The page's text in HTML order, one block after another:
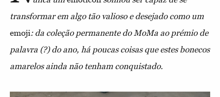
transformar em algo tão valioso e desejado como um
emoji: da coleção permanente do MoMa ao prémio de
palavra (?) do ano, há poucas coisas que estes bonecos
amarelos ainda não tenham conquistado.